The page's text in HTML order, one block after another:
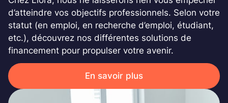
d’atteindre vos objectifs professionnels. Selon votre
statut (en emploi, en recherche d’emploi, étudiant,
etc.), découvrez nos différentes solutions de
financement pour propulser votre avenir.
En savoir plus